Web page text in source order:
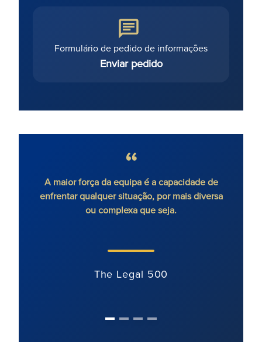
Formulário de pedido de informações
Enviar pedido
A maior força da equipa é a capacidade de
enfrentar qualquer situação, por mais diversa
ou complexa que seja.
The Legal 500